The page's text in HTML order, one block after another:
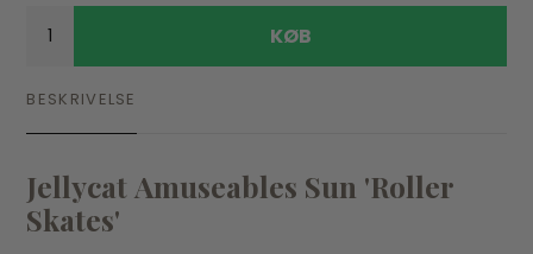
KØB
BESKRIVELSE
Jellycat Amuseables Sun 'Roller
Skates'